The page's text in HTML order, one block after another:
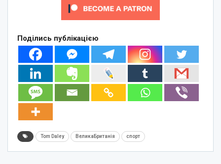
Поділись публікацією
Tom Daley ВеликаБританія спорт